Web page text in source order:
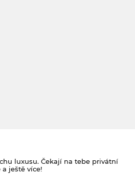
luxusu. Čekají na tebe privátní
ještě více!